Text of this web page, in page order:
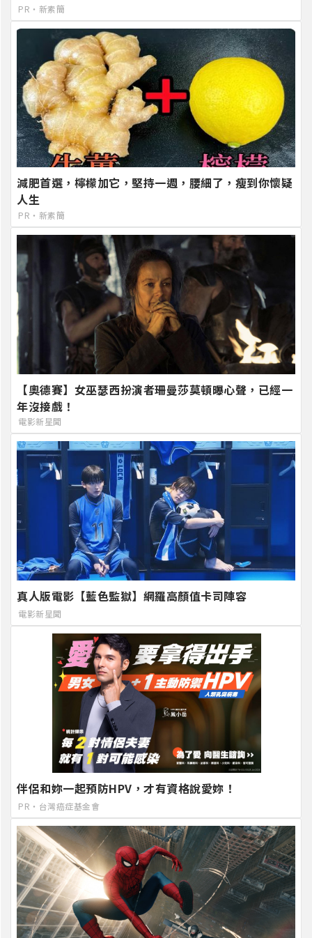
PR・新素簡
減肥首選，檸檬加它，堅持一週，腰細了，瘦到你懷疑
人生
PR・新素簡
【奧德賽】女巫瑟西扮演者珊曼莎莫頓曝心聲，已經一
年沒接戲！
電影新星聞
真人版電影【藍色監獄】網羅高顏值卡司陣容
電影新星聞
伴侶和妳一起預防HPV，才有資格說愛妳！
PR・台灣癌症基金會